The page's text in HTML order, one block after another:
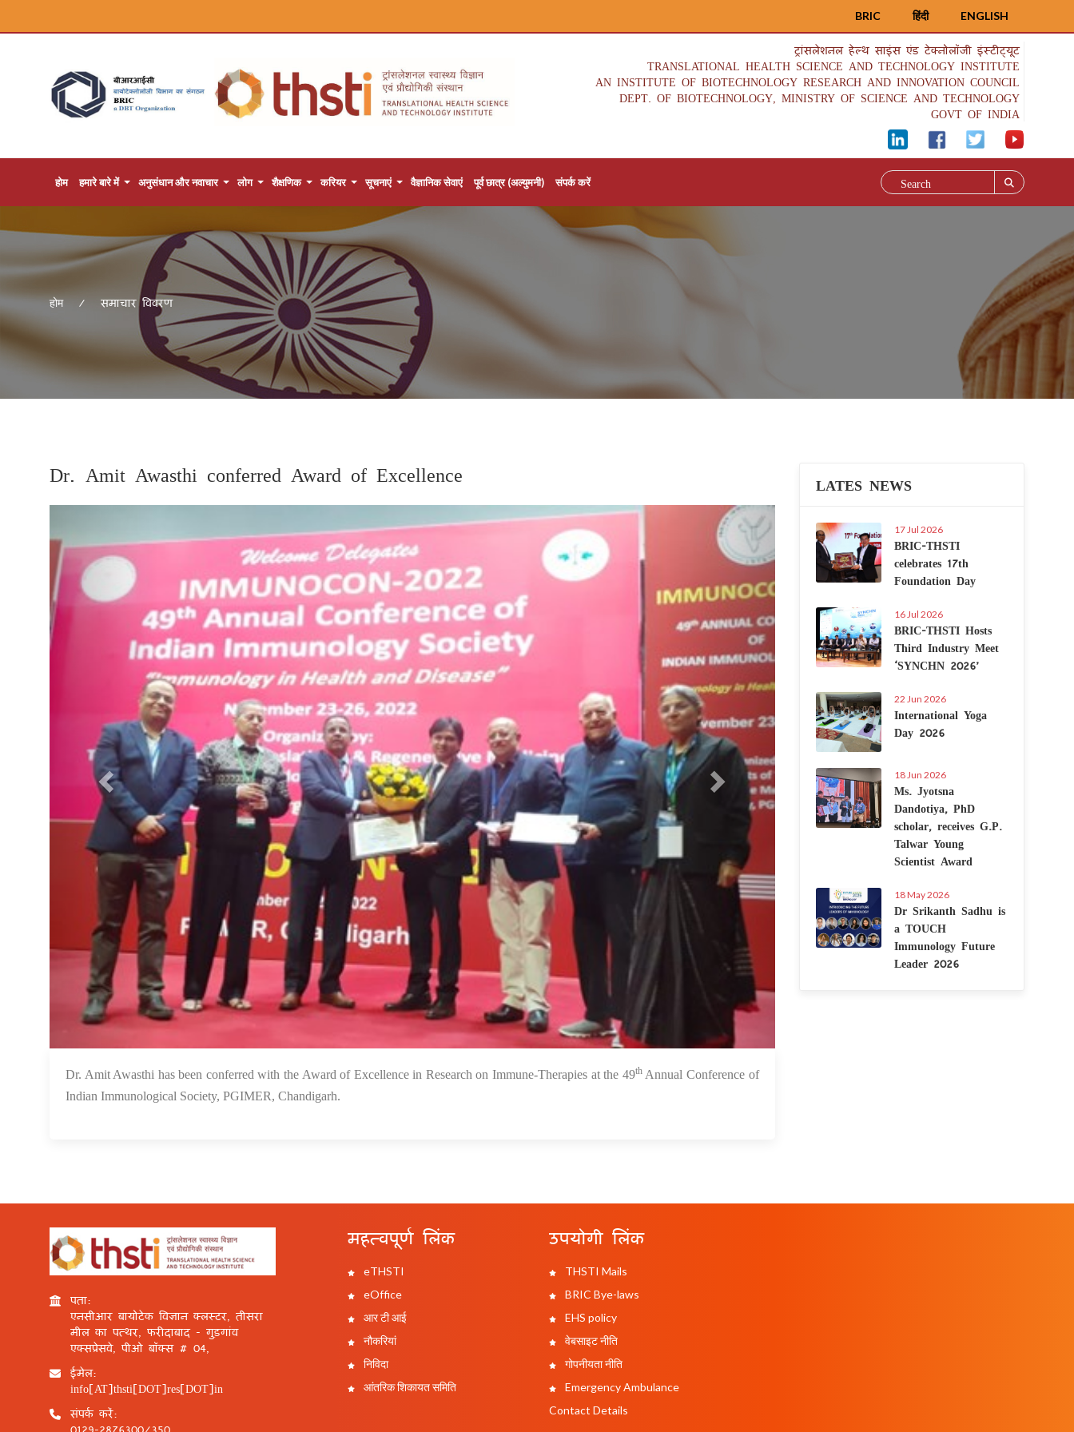
ENGLISH
हिंदी
BRIC
ट्रांसलेशनल हेल्थ साइंस एंड टेक्नोलॉजी इंस्टीट्यूट
TRANSLATIONAL HEALTH SCIENCE AND TECHNOLOGY INSTITUTE
AN INSTITUTE OF BIOTECHNOLOGY RESEARCH AND INNOVATION COUNCIL
DEPT. OF BIOTECHNOLOGY, MINISTRY OF SCIENCE AND TECHNOLOGY
GOVT OF INDIA
होम हमारे बारे में अनुसंधान और नवाचार लोग शैक्षणिक करियर सूचनाएं वैज्ञानिक सेवाएं पूर्व छात्र (अल्युमनी) संपर्क करें
होम समाचार विवरण
Dr. Amit Awasthi conferred Award of Excellence
Next
30 Nov 2022
Dr. Amit Awasthi has been conferred with the Award of Excellence in Research on Immune-Therapies at the 49thAnnual Conference of
Indian Immunological Society, PGIMER, Chandigarh.
LATES NEWS
17 Jul 2026
BRIC-THSTI
celebrates 17th
Foundation Day
16 Jul 2026
BRIC-THSTI Hosts
Third Industry Meet
‘SYNCHN 2026’
22 Jun 2026
International Yoga
Day 2026
18 Jun 2026
Ms. Jyotsna
Dandotiya, PhD
scholar, receives G.P.
Talwar Young
Scientist Award
18 May 2026
Dr Srikanth Sadhu is
a TOUCH
Immunology Future
Leader 2026
पता:
एनसीआर बायोटेक विज्ञान क्लस्टर, तीसरा
मील का पत्थर, फरीदाबाद - गुड़गांव
एक्सप्रेसवे, पीओ बॉक्स # 04,
ईमेल:
info[AT]thsti[DOT]res[DOT]in
संपर्क करें:
महत्वपूर्ण लिंक
eTHSTI
eOffice
आर टी आई
नौकरियां
निविदा
आंतरिक शिकायत समिति
उपयोगी लिंक
THSTI Mails
BRIC Bye-laws
EHS policy
वेबसाइट नीति
गोपनीयता नीति
Emergency Ambulance
Contact Details